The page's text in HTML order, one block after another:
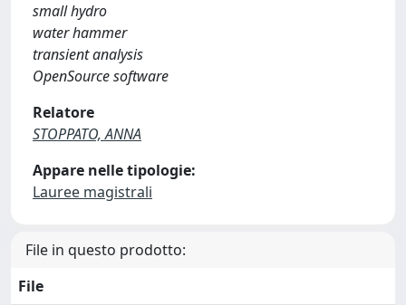
small hydro
water hammer
transient analysis
OpenSource software
Relatore
STOPPATO, ANNA
Appare nelle tipologie:
Lauree magistrali
File in questo prodotto:
File